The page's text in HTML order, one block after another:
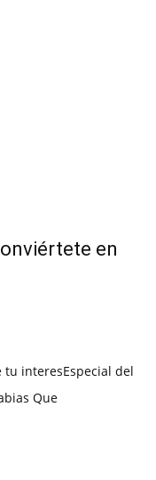
en
tu interesEspecial del
Que